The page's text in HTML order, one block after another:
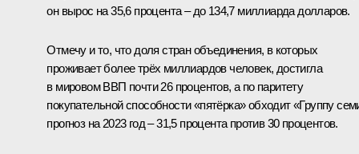
он вырос на 35,6 процента – до 134,7 миллиарда долларов.
Отмечу и то, что доля стран объединения, в которых
проживает более трёх миллиардов человек, достигла
в мировом ВВП почти 26 процентов, а по паритету
покупательной способности «пятёрка» обходит «Группу
прогноз на 2023 год – 31,5 процента против 30 процентов.